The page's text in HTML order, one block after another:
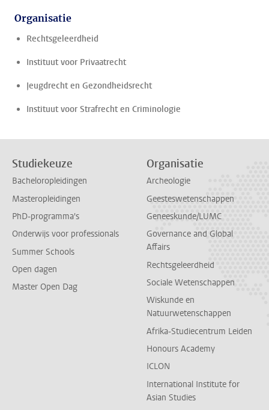
Organisatie
Rechtsgeleerdheid
Instituut voor Privaatrecht
Jeugdrecht en Gezondheidsrecht
Instituut voor Strafrecht en Criminologie
Studiekeuze
Bacheloropleidingen
Masteropleidingen
PhD-programma's
Onderwijs voor professionals
Summer Schools
Open dagen
Master Open Dag
Organisatie
Archeologie
Geesteswetenschappen
Geneeskunde/LUMC
Governance and Global
Affairs
Rechtsgeleerdheid
Sociale Wetenschappen
Wiskunde en
Natuurwetenschappen
Afrika-Studiecentrum Leiden
Honours Academy
ICLON
International Institute for
Asian Studies